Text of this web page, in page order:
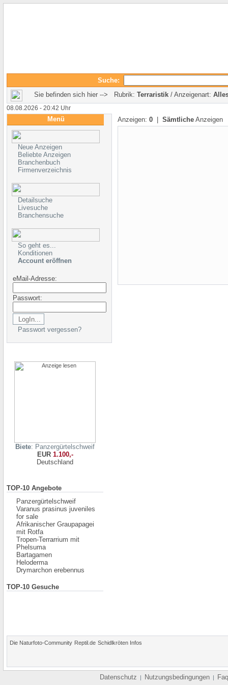
Suche:
Sie befinden sich hier --> Rubrik: Terraristik / Anzeigenart:
08.08.2026 - 20:42 Uhr
Menü
Neue Anzeigen
Beliebte Anzeigen
Branchenbuch
Firmenverzeichnis
Detailsuche
Livesuche
Branchensuche
So geht es...
Konditionen
Account eröffnen
eMail-Adresse:
Passwort:
Passwort vergessen?
Biete: Panzergürtelschweif
EUR1.100,-
Deutschland
TOP-10 Angebote
Panzergürtelschweif
Varanus prasinus juveniles
for sale
Afrikanischer Graupapagei
mit Rotfa
Tropen-Terrarrium mit
Phelsuma
Bartagamen
Heloderma
Drymarchon erebennus
TOP-10 Gesuche
Anzeigen: 0 Sämtliche Anzeigen
Die Naturfoto-Community Reptil.de Schidlkröten Infos
Datenschutz | Nutzungsbedingungen | Faq